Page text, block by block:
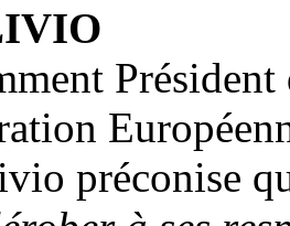
préconise